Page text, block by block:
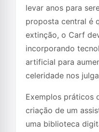
levar anos para
proposta central é
extinção, o Carf
incorporando
artificial para
celeridade nos
Exemplos práticos
criação de um
uma biblioteca